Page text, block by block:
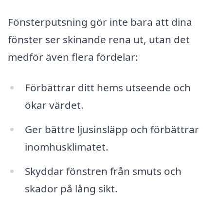
Fönsterputsning gör inte bara att dina
fönster ser skinande rena ut, utan det
medför även flera fördelar:
Förbättrar ditt hems utseende och
ökar värdet.
Ger bättre ljusinsläpp och förbättrar
inomhusklimatet.
Skyddar fönstren från smuts och
skador på lång sikt.